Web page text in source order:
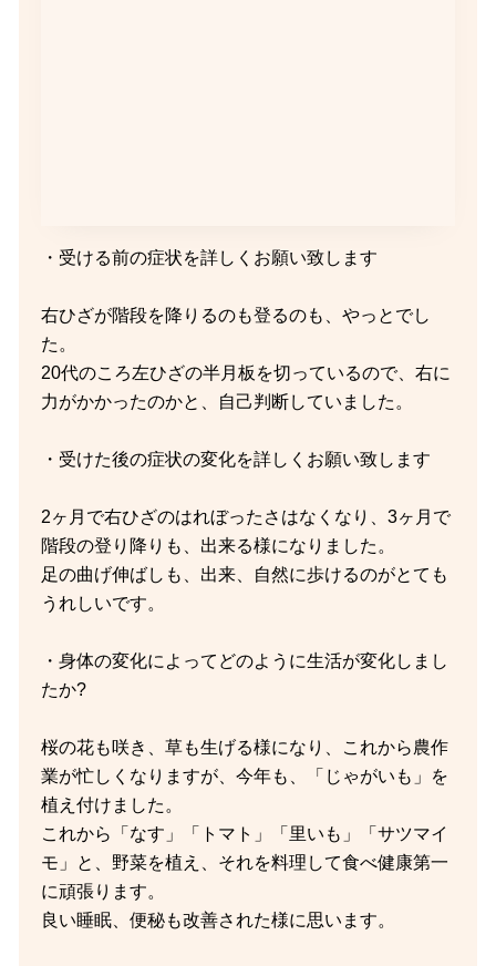
・受ける前の症状を詳しくお願い致します
右ひざが階段を降りるのも登るのも、やっとでし
た。
20代のころ左ひざの半月板を切っているので、右に
力がかかったのかと、自己判断していました。
・受けた後の症状の変化を詳しくお願い致します
2ヶ月で右ひざのはれぼったさはなくなり、3ヶ月で
階段の登り降りも、出来る様になりました。
足の曲げ伸ばしも、出来、自然に歩けるのがとても
うれしいです。
・身体の変化によってどのように生活が変化しまし
たか?
桜の花も咲き、草も生げる様になり、これから農作
業が忙しくなりますが、今年も、「じゃがいも」を
植え付けました。
これから「なす」「トマト」「里いも」「サツマイ
モ」と、野菜を植え、それを料理して食べ健康第一
に頑張ります。
良い睡眠、便秘も改善された様に思います。